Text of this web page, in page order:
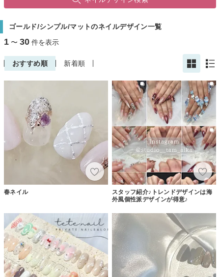
ゴールド/シンプル/マットのネイルデザイン一覧
1 〜 30 件を表示
おすすめ順 新着順
春ネイル
スタッフ紹介♪トレンドデザインは海
外風個性派デザインが得意♪